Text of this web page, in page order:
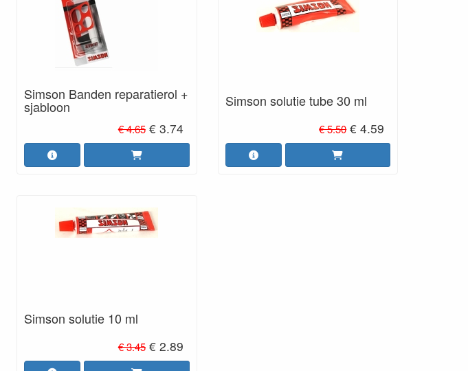
Simson Banden reparatierol +
sjabloon
€ 4.65 € 3.74
Simson solutie tube 30 ml
€ 5.50 € 4.59
Simson solutie 10 ml
€ 3.45 € 2.89